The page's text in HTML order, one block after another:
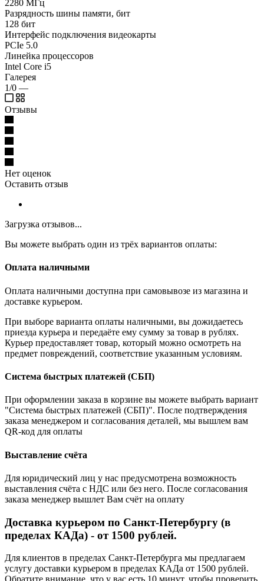
2280 МГц
Разрядность шины памяти, бит
128 бит
Интерфейс подключения видеокарты
PCIe 5.0
Линейка процессоров
Intel Core i5
Галерея
1/0 —
Отзывы
Нет оценок
Оставить отзыв
Загрузка отзывов...
Вы можете выбрать один из трёх вариантов оплаты:
Оплата наличными
Оплата наличными доступна при самовывозе из магазина и
доставке курьером.
При выборе варианта оплаты наличными, вы дожидаетесь
приезда курьера и передаёте ему сумму за товар в рублях.
Курьер предоставляет товар, который можно осмотреть на
предмет повреждений, соответствие указанным условиям.
Система быстрых платежей (СБП)
При оформлении заказа в корзине вы можете выбрать вариант
"Система быстрых платежей (СБП)". После подтверждения
заказа менеджером и согласования деталей, мы вышлем вам
QR-код для оплаты
Выставление счёта
Для юридический лиц у нас предусмотрена возможность
выставления счёта с НДС или без него. После согласования
заказа менеджер вышлет Вам счёт на оплату
Доставка курьером по Санкт-Петербургу (в
пределах КАДа) - от 1500 рублей.
Для клиентов в пределах Санкт-Петербурга мы предлагаем
услугу доставки курьером в пределах КАДа от 1500 рублей.